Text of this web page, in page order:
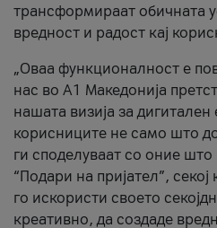
трансформираат обичната
вредност и радост кај
„Оваа функционалност е
нас во А1 Македонија
нашата визија за
корисниците не само што
ги споделуваат со оние
“Подари на пријател”,
го искористи своето
креативно, да создаде